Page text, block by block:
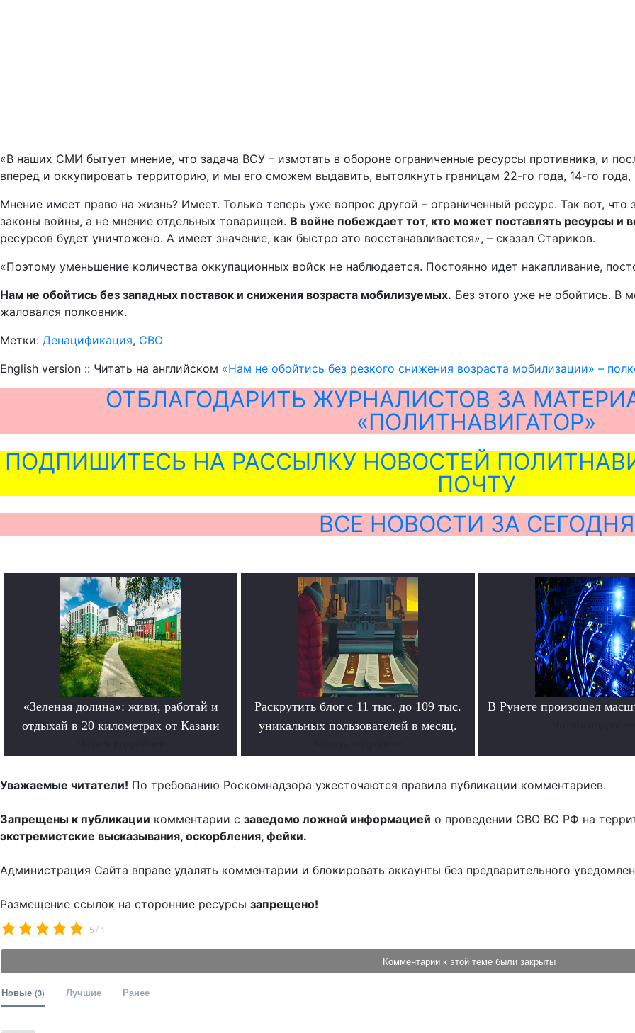
«В наших СМИ бытует мнение, что задача ВСУ – измотать в обороне ограниченные ресурсы противника, и
вперед и оккупировать территорию, и мы его сможем выдавить, вытолкнуть границам 22-го года, 14-го
Мнение имеет право на жизнь? Имеет. Только теперь уже вопрос другой – ограниченный ресурс. Так вот, что
законы войны, а не мнение отдельных товарищей. В войне побеждает тот, кто может поставлять ресурсы и
ресурсов будет уничтожено. А имеет значение, как быстро это восстанавливается», – сказал Стариков.
«Поэтому уменьшение количества оккупационных войск не наблюдается. Постоянно идет накапливание,
Нам не обойтись без западных поставок и снижения возраста мобилизуемых. Без этого уже не обойтись. В
жаловался полковник.
Метки: Денацификация, СВО
English version :: Читать на английском «Нам не обойтись без резкого снижения возраста мобилизации» –
ОТБЛАГОДАРИТЬ ЖУРНАЛИСТОВ ЗА
«ПОЛИТНАВИГАТОР»
ПОДПИШИТЕСЬ НА РАССЫЛКУ НОВОСТЕЙ
ПОЧТУ
ВСЕ НОВОСТИ ЗА СЕГОДНЯ
«Зеленая долина»: живи, работай и
отдыхай в 20 километрах от Казани
Раскрутить блог с 11 тыс. до 109 тыс.
уникальных пользователей в месяц.
В Рунете произошел
Уважаемые читатели! По требованию Роскомнадзора ужесточаются правила публикации комментариев.
Запрещены к публикации комментарии с заведомо ложной информацией о проведении СВО ВС РФ на
экстремистские высказывания, оскорбления, фейки.
Администрация Сайта вправе удалять комментарии и блокировать аккаунты без предварительного
Размещение ссылок на сторонние ресурсы запрещено!
5 / 1
Комментарии к этой теме были закрыты
Новые (3) Лучшие Ранее